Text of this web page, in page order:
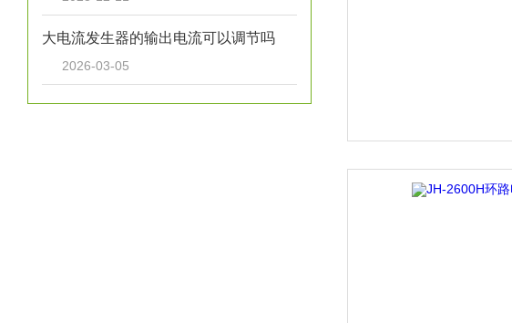
大电流发生器的输出电流可以调节吗
2026-03-05